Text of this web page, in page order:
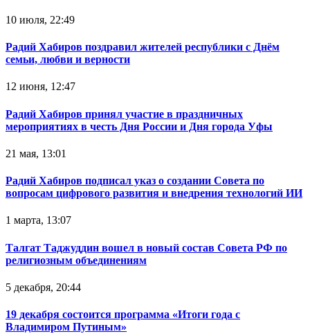
10 июля, 22:49
Радий Хабиров поздравил жителей республики с Днём
семьи, любви и верности
12 июня, 12:47
Радий Хабиров принял участие в праздничных
мероприятиях в честь Дня России и Дня города Уфы
21 мая, 13:01
Радий Хабиров подписал указ о создании Совета по
вопросам цифрового развития и внедрения технологий ИИ
1 марта, 13:07
Талгат Таджуддин вошел в новый состав Совета РФ по
религиозным объединениям
5 декабря, 20:44
19 декабря состоится программа «Итоги года с
Владимиром Путиным»